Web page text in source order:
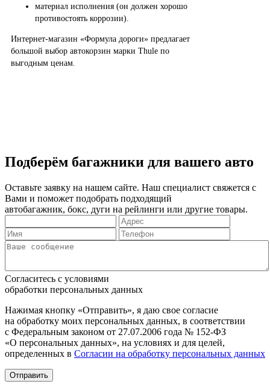
материал исполнения (он должен хорошо
противостоять коррозии).
Интернет-магазин «Формула дороги» предлагает
большой выбор автокорзин марки Thule по
выгодным ценам.
Подберём багажники для вашего авто
Оставьте заявку на нашем сайте. Наш специалист свяжется с
Вами и поможет подобрать подходящий
автобагажник, бокс, дуги на рейлинги или другие товары.
Согласитесь с условиями
обработки персональных данных
Нажимая кнопку «Отправить», я даю свое согласие
на обработку моих персональных данных, в соответствии
с Федеральным законом от 27.07.2006 года № 152-ФЗ
«О персональных данных», на условиях и для целей,
определенных в Согласии на обработку персональных данных
Отправить